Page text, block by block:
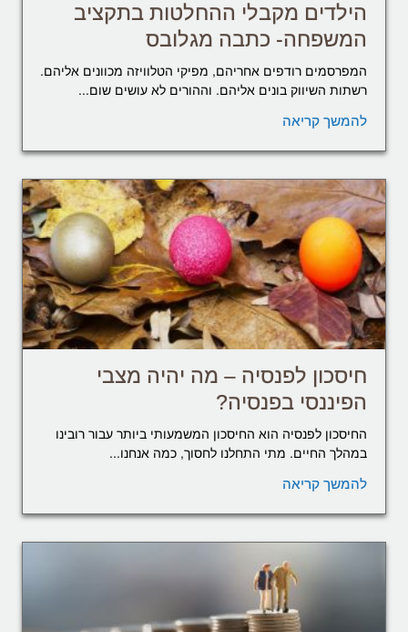
הילדים מקבלי ההחלטות בתקציב
המשפחה- כתבה מגלובס
המפרסמים רודפים אחריהם, מפיקי הטלוויזה מכוונים אליהם.
רשתות השיווק בונים אליהם. וההורים לא עושים שום...
להמשך קריאה
חיסכון לפנסיה – מה יהיה מצבי
הפיננסי בפנסיה?
החיסכון לפנסיה הוא החיסכון המשמעותי ביותר עבור רובינו
במהלך החיים. מתי התחלנו לחסוך, כמה אנחנו...
להמשך קריאה